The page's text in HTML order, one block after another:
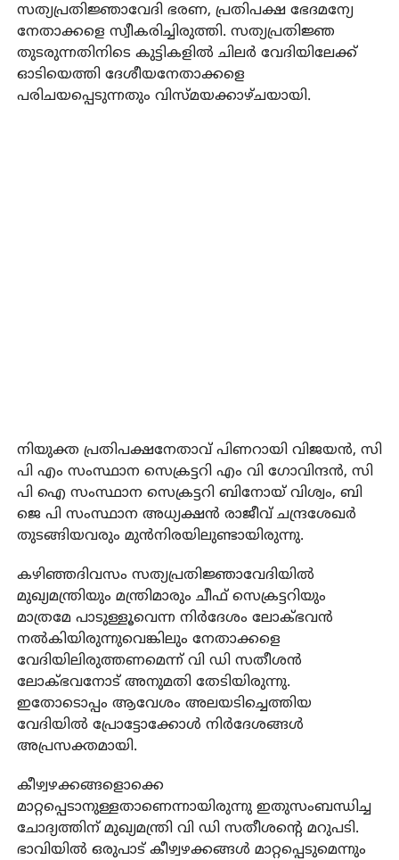
സത്യപ്രതിജ്ഞാവേദി ഭരണ, പ്രതിപക്ഷ ഭേദമന്യേ
നേതാക്കളെ സ്വീകരിച്ചിരുത്തി. സത്യപ്രതിജ്ഞ
തുടരുന്നതിനിടെ കുട്ടികളില്‍ ചിലര്‍ വേദിയിലേക്ക്
ഓടിയെത്തി ദേശീയനേതാക്കളെ
പരിചയപ്പെടുന്നതും വിസ്മയക്കാഴ്ചയായി.
നിയുക്ത പ്രതിപക്ഷനേതാവ് പിണറായി വിജയന്‍, സി
പി എം സംസ്ഥാന സെക്രട്ടറി എം വി ഗോവിന്ദന്‍, സി
പി ഐ സംസ്ഥാന സെക്രട്ടറി ബിനോയ് വിശ്വം, ബി
ജെ പി സംസ്ഥാന അധ്യക്ഷന്‍ രാജീവ് ചന്ദ്രശേഖര്‍
തുടങ്ങിയവരും മുന്‍നിരയിലുണ്ടായിരുന്നു.
കഴിഞ്ഞദിവസം സത്യപ്രതിജ്ഞാവേദിയില്‍
മുഖ്യമന്ത്രിയും മന്ത്രിമാരും ചീഫ് സെക്രട്ടറിയും
മാത്രമേ പാടുള്ളൂവെന്ന നിര്‍ദേശം ലോക്ഭവന്‍
നല്‍കിയിരുന്നുവെങ്കിലും നേതാക്കളെ
വേദിയിലിരുത്തണമെന്ന് വി ഡി സതീശന്‍
ലോക്ഭവനോട് അനുമതി തേടിയിരുന്നു.
ഇതോടൊപ്പം ആവേശം അലയടിച്ചെത്തിയ
വേദിയില്‍ പ്രോട്ടോക്കോള്‍ നിര്‍ദേശങ്ങള്‍
അപ്രസക്തമായി.
കീഴ്വഴക്കങ്ങളൊക്കെ
മാറ്റപ്പെടാനുള്ളതാണെന്നായിരുന്നു ഇതുസംബന്ധിച്ച
ചോദ്യത്തിന് മുഖ്യമന്ത്രി വി ഡി സതീശന്റെ മറുപടി.
ഭാവിയില്‍ ഒരുപാട് കീഴ്വഴക്കങ്ങള്‍ മാറ്റപ്പെടുമെന്നും